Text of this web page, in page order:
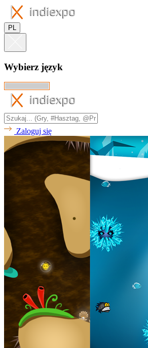
PL
Wybierz język
Zaloguj się